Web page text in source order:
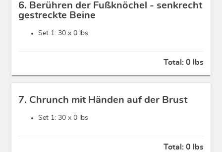
6. Berühren der Fußknöchel - senkrecht
gestreckte Beine
Set 1: 30 x 0 lbs
Total: 0 lbs
7. Chrunch mit Händen auf der Brust
Set 1: 30 x 0 lbs
Total: 0 lbs